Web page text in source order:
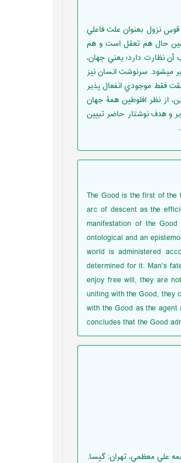
نزول بعنوان علت فاعلي
حال هم تعقل است و هم
نظارت دارد؛ يعني جهان،
ميشود. سرنوشت انسان نيز
فقط موجودي انفعال پذير
از نظر افلوطين همۀ جهان
و هدف نوشتار حاضر تبيين
The Good is the first of the
arc of descent as the
manifestation of the
ontological and an
world is administered
determined for it. Man’s
enjoy free will, they are
uniting with the Good, they
with the Good as the
concludes that the Good